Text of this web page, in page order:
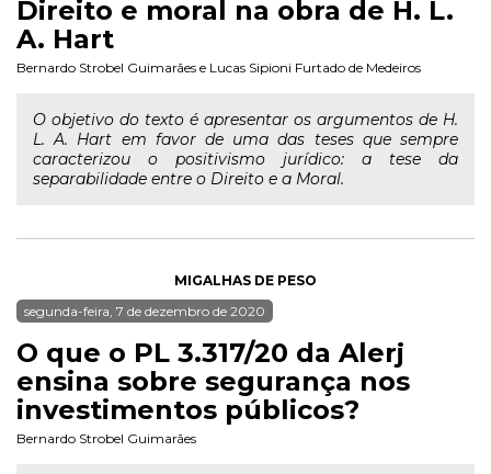
Direito e moral na obra de H. L.
A. Hart
Bernardo Strobel Guimarães e Lucas Sipioni Furtado de Medeiros
O objetivo do texto é apresentar os argumentos de H.
L. A. Hart em favor de uma das teses que sempre
caracterizou o positivismo jurídico: a tese da
separabilidade entre o Direito e a Moral.
MIGALHAS DE PESO
segunda-feira, 7 de dezembro de 2020
O que o PL 3.317/20 da Alerj
ensina sobre segurança nos
investimentos públicos?
Bernardo Strobel Guimarães